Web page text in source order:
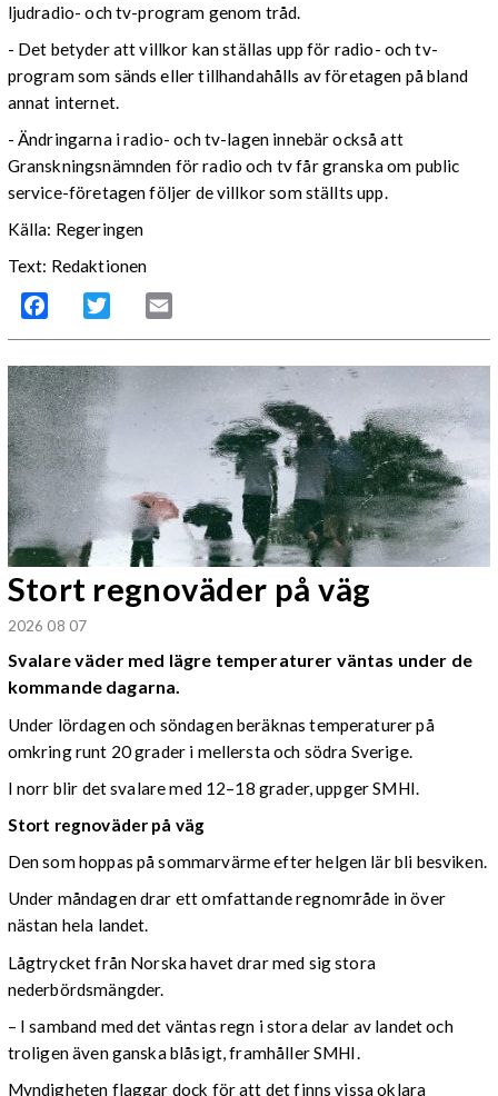
ljudradio- och tv-program genom tråd.
- Det betyder att villkor kan ställas upp för radio- och tv-
program som sänds eller tillhandahålls av företagen på bland
annat internet.
- Ändringarna i radio- och tv-lagen innebär också att
Granskningsnämnden för radio och tv får granska om public
service-företagen följer de villkor som ställts upp.
Källa: Regeringen
Text: Redaktionen
Facebook Twitter
Stort regnoväder på väg
2026 08 07
Svalare väder med lägre temperaturer väntas under de
kommande dagarna.
Under lördagen och söndagen beräknas temperaturer på
omkring runt 20 grader i mellersta och södra Sverige.
I norr blir det svalare med 12–18 grader, uppger SMHI.
Stort regnoväder på väg
Den som hoppas på sommarvärme efter helgen lär bli besviken.
Under måndagen drar ett omfattande regnområde in över
nästan hela landet.
Lågtrycket från Norska havet drar med sig stora
nederbördsmängder.
– I samband med det väntas regn i stora delar av landet och
troligen även ganska blåsigt, framhåller SMHI.
Myndigheten flaggar dock för att det finns vissa oklara